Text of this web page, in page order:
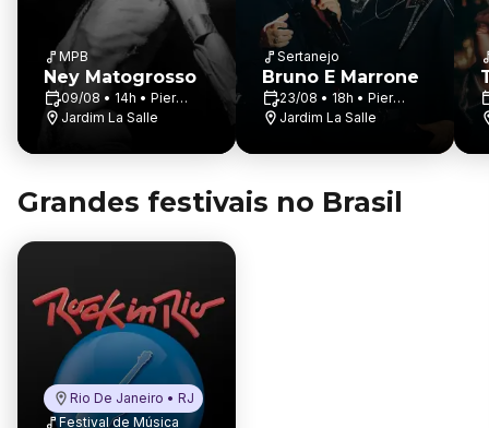
MPB
Ney Matogrosso
09/08 • 14h • Pier
Santa Maria
Jardim La Salle
Sertanejo
Bruno E Marrone
23/08 • 18h • Pier
Santa Maria
Jardim La Salle
Grandes festivais no Brasil
Rio De Janeiro • RJ
Festival de Música